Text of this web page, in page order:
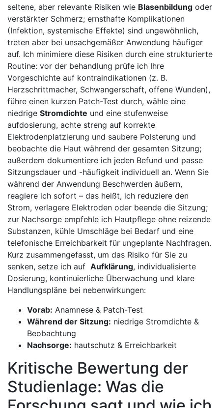
seltene, aber relevante Risiken wie Blasenbildung oder
verstärkter⁣ Schmerz; ernsthafte Komplikationen
(Infektion, systemische Effekte) sind ungewöhnlich, ​
treten aber bei unsachgemäßer ‌Anwendung häufiger⁤
auf. Ich minimiere diese Risiken durch⁣ eine strukturierte
Routine: vor⁣ der behandlung prüfe ich Ihre
Vorgeschichte auf‍ kontraindikationen (z. B.
Herzschrittmacher, Schwangerschaft, offene ⁢Wunden),
führe einen⁣ kurzen ⁣Patch-Test durch, wähle eine⁢
niedrige Stromdichte und eine stufenweise
aufdosierung, achte ⁣streng auf korrekte
‌Elektrodenplatzierung‌ und saubere Polsterung und
beobachte die⁣ Haut während der‌ gesamten ‌Sitzung;
außerdem dokumentiere ich jeden Befund ‌und passe
Sitzungsdauer und⁢ -häufigkeit‍ individuell an. ​Wenn Sie
während der‍ Anwendung Beschwerden äußern,
reagiere ich ⁣sofort – das heißt, ich‍ reduziere den‌
Strom, verlagere Elektroden oder beende‍ die Sitzung;
zur Nachsorge empfehle ich⁢ Hautpflege ohne reizende
Substanzen, kühle Umschläge bei Bedarf und eine
⁤telefonische ‍Erreichbarkeit für ungeplante Nachfragen.
Kurz zusammengefasst, um das Risiko⁣ für Sie zu
senken, setze ich auf ⁣ Aufklärung, individualisierte
Dosierung, kontinuierliche Überwachung und klare
Handlungspläne bei nebenwirkungen:
Vorab: Anamnese & Patch-Test
Während der Sitzung: niedrige Stromdichte &⁣
Beobachtung
Nachsorge: hautschutz & Erreichbarkeit
Kritische Bewertung⁤ der
Studienlage: Was die